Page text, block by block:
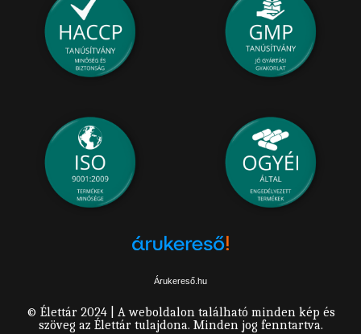
Árukereső.hu
© Élettár 2024 | A weboldalon található minden kép és
szöveg az Élettár tulajdona. Minden jog fenntartva.